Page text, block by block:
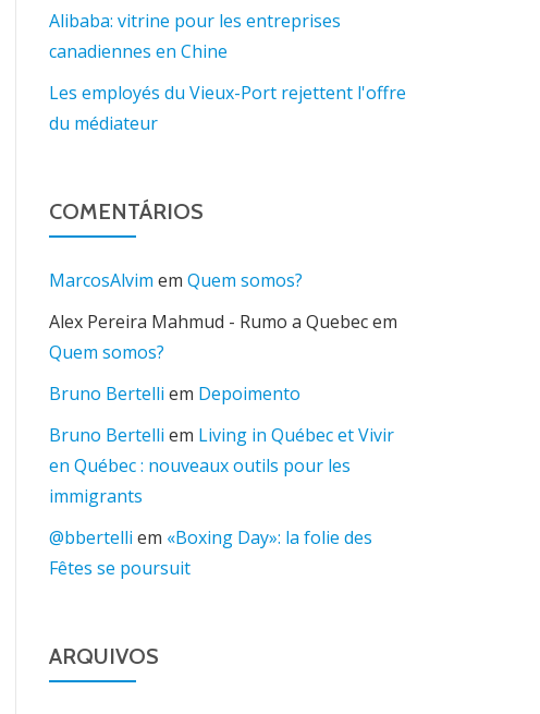
Alibaba: vitrine pour les entreprises
canadiennes en Chine
Les employés du Vieux-Port rejettent l'offre
du médiateur
COMENTÁRIOS
MarcosAlvim em Quem somos?
Alex Pereira Mahmud - Rumo a Quebecem
Quem somos?
Bruno Bertelli em Depoimento
Bruno Bertelli em Living in Québec et Vivir
en Québec : nouveaux outils pour les
immigrants
@bbertelli em «Boxing Day»: la folie des
Fêtes se poursuit
ARQUIVOS